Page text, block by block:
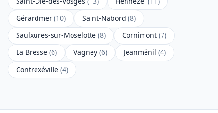
Gérardmer (10) Saint-Nabord (8)
Saulxures-sur-Moselotte (8) Cornimont (7)
La Bresse (6) Vagney (6) Jeanménil (4)
Contrexéville (4)